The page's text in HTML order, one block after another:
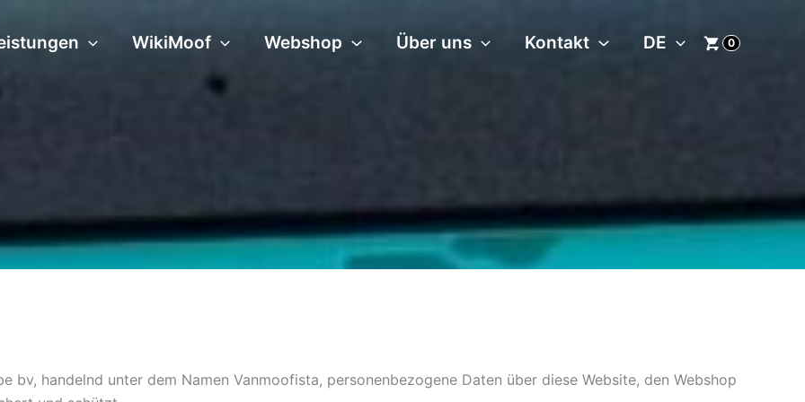
WikiMoof Webshop Über uns Kontakt DE 0
bv, handelnd unter dem Namen Vanmoofista, personenbezogene Daten über diese Website, den Webshop